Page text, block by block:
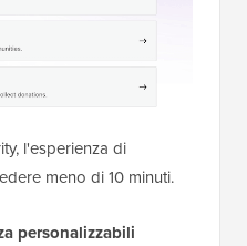
l'esperienza di
meno di 10 minuti.
personalizzabili